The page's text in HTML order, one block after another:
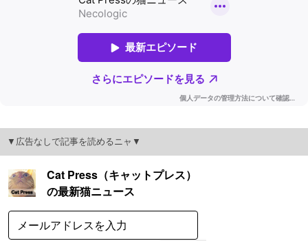
▼広告なしで記事を読めるニャ▼